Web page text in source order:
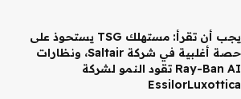
يجب أن تقرأ: مستهلك TSG يستحوذ على
حصة أغلبية في شركة Saltair، ونظارات
Ray-Ban AI تقود النمو لشركة
EssilorLuxottica